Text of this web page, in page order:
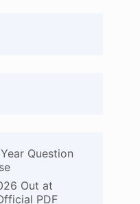
Question
Out at
PDF